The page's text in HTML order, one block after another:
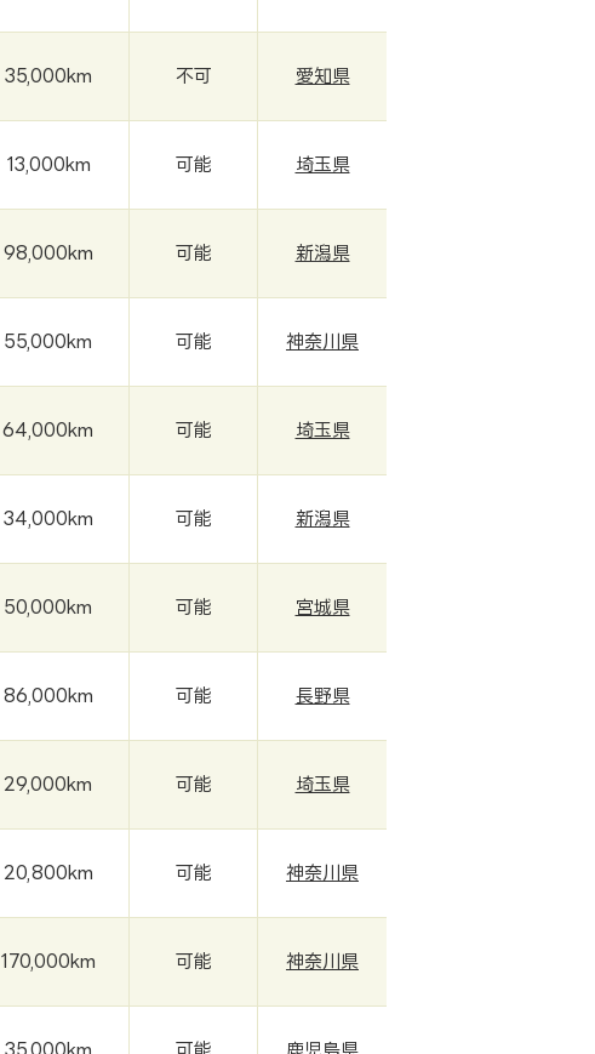
35,000km 不可 愛知県
13,000km 可能 埼玉県
98,000km 可能 新潟県
55,000km 可能 神奈川県
64,000km 可能 埼玉県
34,000km 可能 新潟県
50,000km 可能 宮城県
86,000km 可能 長野県
29,000km 可能 埼玉県
20,800km 可能 神奈川県
170,000km 可能 神奈川県
35,000km 可能 鹿児島県